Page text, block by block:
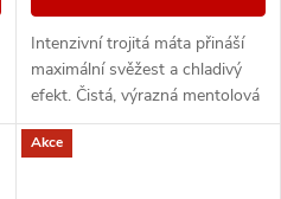
Intenzivní trojitá máta přináší
maximální svěžest a chladivý
efekt. Čistá, výrazná mentolová
chuť pro milovníky silného
osvěžení.
Akce